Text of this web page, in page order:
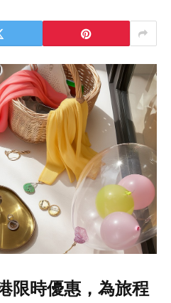
限時優惠，為旅程